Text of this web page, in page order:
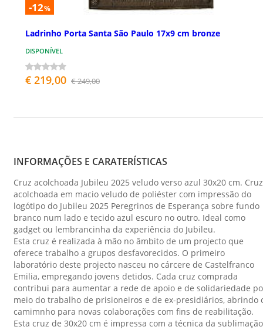
-12%
Ladrinho Porta Santa São Paulo 17x9 cm bronze
DISPONÍVEL
€ 219,00 € 249,00
INFORMAÇÕES E CARATERÍSTICAS
Cruz acolchoada Jubileu 2025 veludo verso azul 30x20 cm. Cruz
acolchoada em macio veludo de poliéster com impressão do
logótipo do Jubileu 2025 Peregrinos de Esperança sobre fundo
branco num lado e tecido azul escuro no outro. Ideal como
gadget ou lembrancinha da experiência do Jubileu.
Esta cruz é realizada à mão no âmbito de um projecto que
oferece trabalho a grupos desfavorecidos. O primeiro
laboratório deste projecto nasceu no cárcere de Castelfranco
Emilia, empregando jovens detidos. Cada cruz comprada
contribui para aumentar a rede de apoio e de solidariedade
meio do trabalho de prisioneiros e de ex-presidiários, abrindo
camimnho para novas colaborações com fins de reabilitação.
Esta cruz de 30x20 cm é impressa com a técnica da